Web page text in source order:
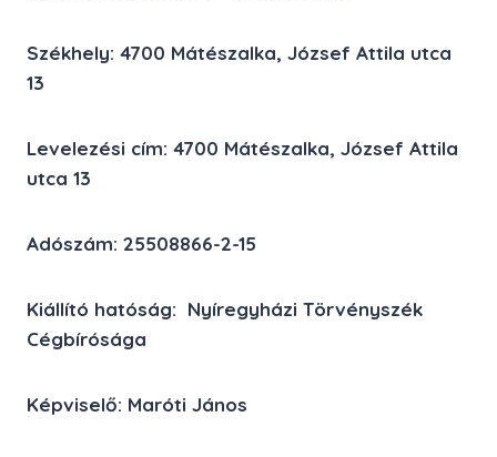
Székhely: 4700 Mátészalka, József Attila utca
13
Levelezési cím: 4700 Mátészalka, József Attila
utca 13
Adószám: 25508866-2-15
Kiállító hatóság: Nyíregyházi Törvényszék
Cégbírósága
Képviselő: Maróti János